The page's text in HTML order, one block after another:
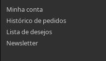
Minha conta
Histórico de pedidos
Lista de desejos
Newsletter